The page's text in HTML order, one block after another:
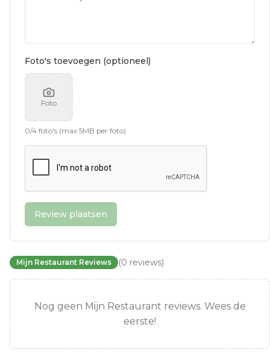
Foto's toevoegen (optioneel)
Foto
0/4 foto's (max 5MB per foto)
Review plaatsen
Mijn Restaurant Reviews (0 reviews)
Nog geen Mijn Restaurant reviews. Wees de
eerste!